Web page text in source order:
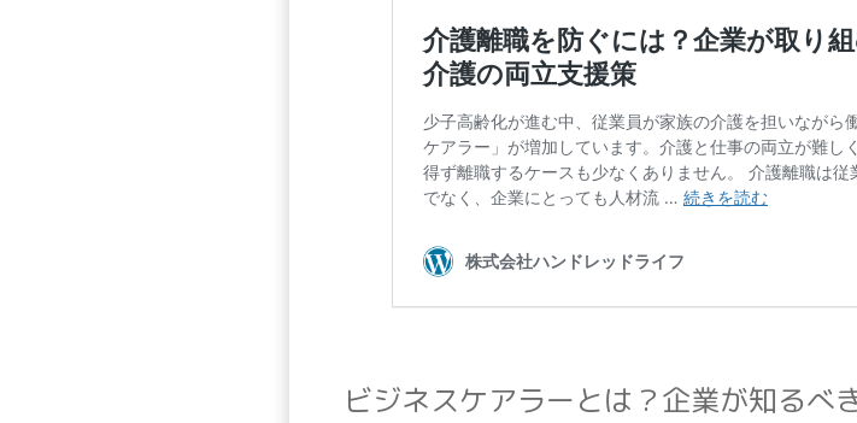
ビジネスケアラーとは？企業が知るべ